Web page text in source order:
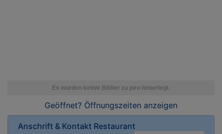
Geöffnet? Öffnungszeiten anzeigen
Anschrift & Kontakt Restaurant